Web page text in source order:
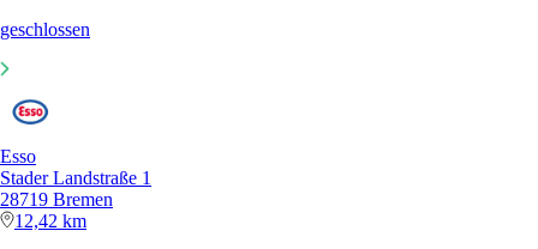
geschlossen
Esso
Stader Landstraße 1
28719 Bremen
12,42 km